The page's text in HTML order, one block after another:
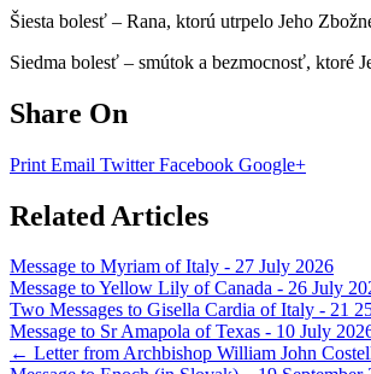
Šiesta bolesť – Rana, ktorú utrpelo Jeho
Siedma bolesť – smútok a bezmocnosť, ktoré
Share On
Print Email TwitterFacebook Google+
Related Articles
Message to Myriam of Italy - 27 July 2026
Message to Yellow Lily of Canada - 26 July
Two Messages to Gisella Cardia of Italy - 21
Message to Sr Amapola of Texas - 10 July
Post
← Letter from Archbishop William John